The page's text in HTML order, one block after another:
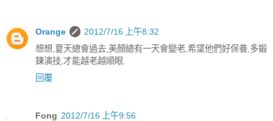
Orange
2012/7/16 上午8:32
想想,夏天總會過去,美顏總有一天會變老,希望他們好保養,多鍛
鍊演技,才能越老越順眼.
回覆
Fong 2012/7/16 上午9:56